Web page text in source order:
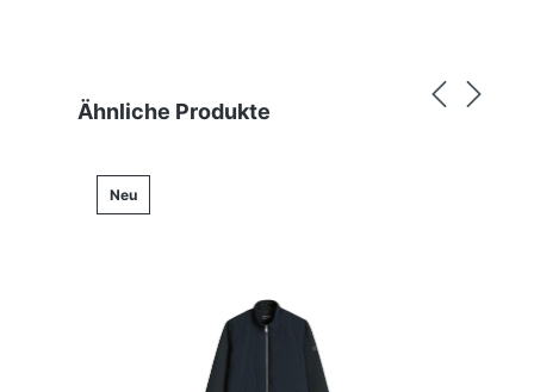
Produktgalerie überspringen
Ähnliche Produkte
Neu